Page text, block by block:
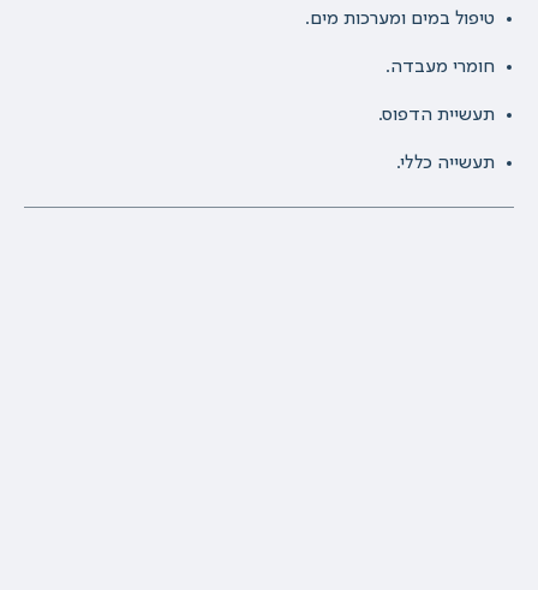
טיפול במים ומערכות מים.
חומרי מעבדה.
תעשיית הדפוס.
תעשייה כללי.